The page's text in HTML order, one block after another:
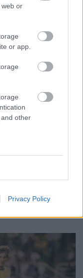
web or
or app.
other
Privacy Policy
Oscar fejéről üti